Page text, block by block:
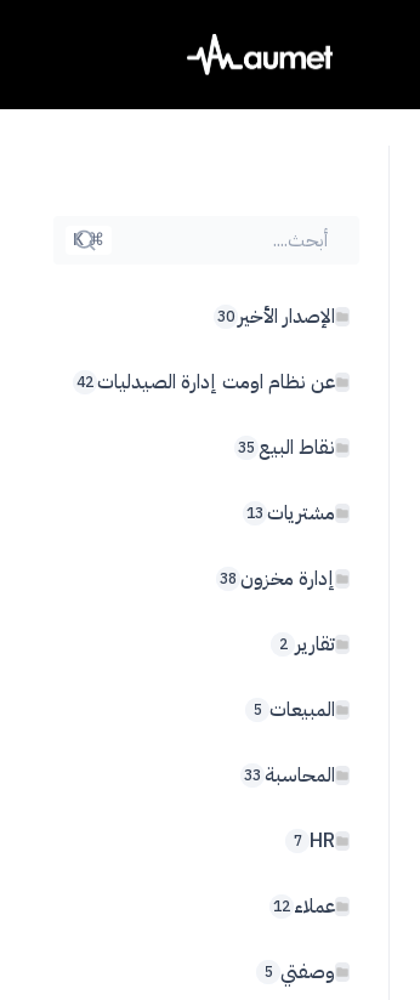
أبحث.... ⌘ K
الإصدار الأخير 30
عن نظام اومت إدارة الصيدليات42
نقاط البيع 35
مشتريات 13
إدارة مخزون 38
تقارير 2
المبيعات 5
المحاسبة 33
HR
7
عملاء 12
وصفتي 5